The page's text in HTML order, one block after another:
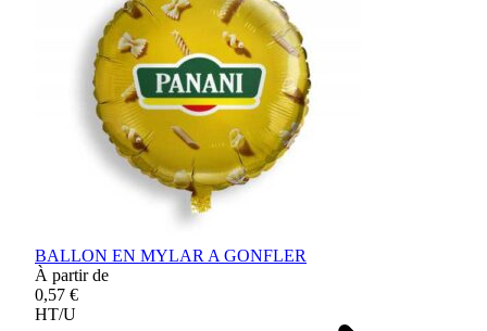
BALLON EN MYLAR A GONFLER
À partir de
0,57 €
HT/U